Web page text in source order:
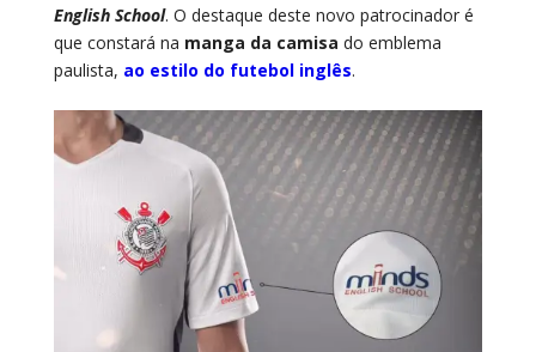
English School. O destaque deste novo patrocinador é
que constará na manga da camisa do emblema
paulista, ao estilo do futebol inglês.